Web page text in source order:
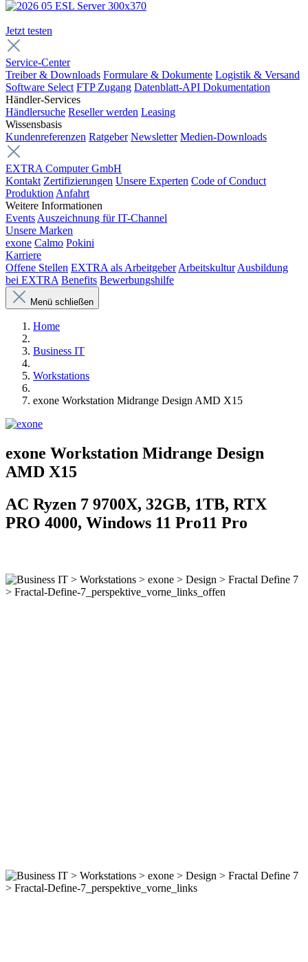
Jetzt testen
Service-Center
Treiber & Downloads Formulare & Dokumente Logistik & Versand
Software Select FTP Zugang Datenblatt-API Dokumentation
Händler-Services
Händlersuche Reseller werden Leasing
Wissensbasis
Kundenreferenzen Ratgeber Newsletter Medien-Downloads
EXTRA Computer GmbH
Kontakt Zertifizierungen Unsere Experten Code of Conduct
Produktion Anfahrt
Weitere Informationen
Events Auszeichnung für IT-Channel
Unsere Marken
exone Calmo Pokini
Karriere
Offene Stellen EXTRA als Arbeitgeber Arbeitskultur Ausbildung
bei EXTRA Benefits Bewerbungshilfe
Menü schließen
Home
Business IT
Workstations
exone Workstation Midrange Design AMD X15
exone Workstation Midrange Design
AMD X15
AC Ryzen 7 9700X, 32GB, 1TB, RTX
PRO 4000, Windows 11 Pro11 Pro